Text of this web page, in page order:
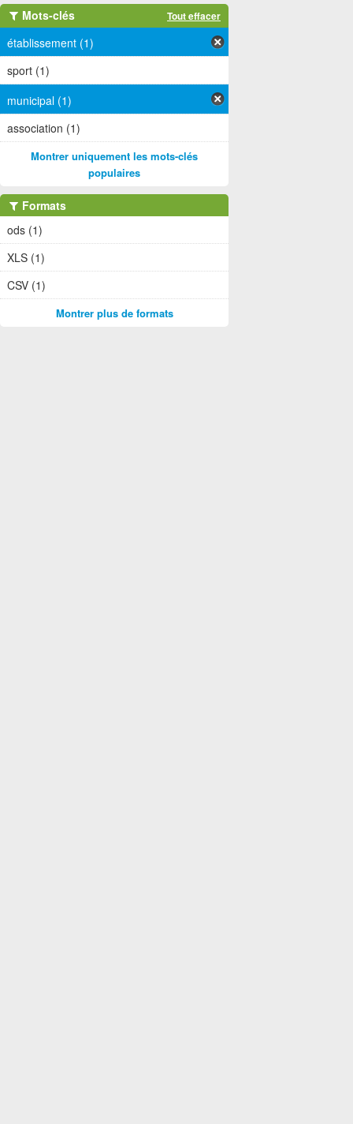
Mots-clés Tout effacer
établissement (1)
sport (1)
municipal (1)
association (1)
Montrer uniquement les mots-clés
populaires
Formats
ods (1)
XLS (1)
CSV (1)
Montrer plus de formats